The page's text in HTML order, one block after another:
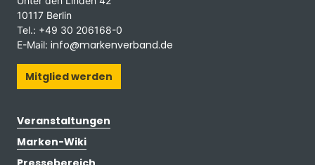
10117 Berlin
Tel.: +49 30 206168-0
E-Mail: info@markenverband.de
Mitglied werden
Veranstaltungen
Marken-Wiki